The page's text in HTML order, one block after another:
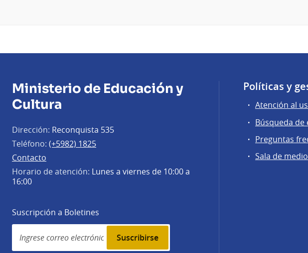
Ministerio de Educación y
Cultura
Dirección: Reconquista 535
Teléfono: (+5982) 1825
Contacto
Horario de atención: Lunes a viernes de 10:00 a
16:00
Suscripción a Boletines
Simplenews
subscription
Políticas y
Atención al
Búsqueda de
Preguntas
Sala de